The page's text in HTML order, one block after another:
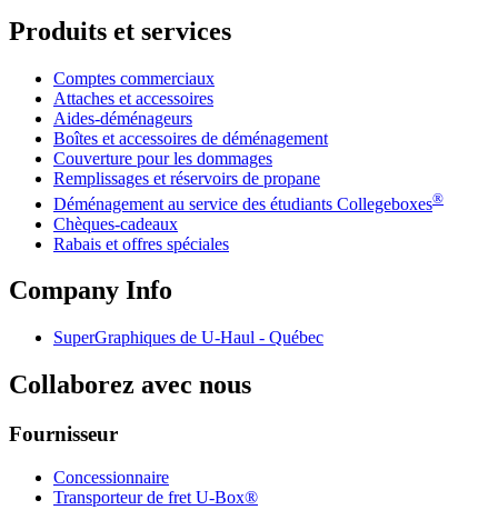
Produits et services
Comptes commerciaux
Attaches et accessoires
Aides-déménageurs
Boîtes et accessoires de déménagement
Couverture pour les dommages
Remplissages et réservoirs de propane
Déménagement au service des étudiants Collegeboxes®
Chèques-cadeaux
Rabais et offres spéciales
Company Info
SuperGraphiques de U-Haul - Québec
Collaborez avec nous
Fournisseur
Concessionnaire
Transporteur de fret U-Box®